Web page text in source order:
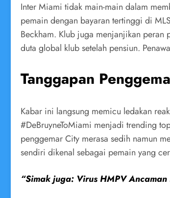
Inter Miami tidak main-main dalam
pemain dengan bayaran tertinggi di
Beckham. Klub juga menjanjikan
duta global klub setelah pensiun.
Tanggapan
Kabar ini langsung memicu ledakan
#DeBruyneToMiami menjadi trending
penggemar City merasa sedih namun
sendiri dikenal sebagai pemain yang
“Simak juga: Virus HMPV